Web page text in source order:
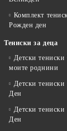
Комплект
Рожден ден
Тениски за деца
Детски
моите роднини
Детски тениски
Ден
Детски
Ден